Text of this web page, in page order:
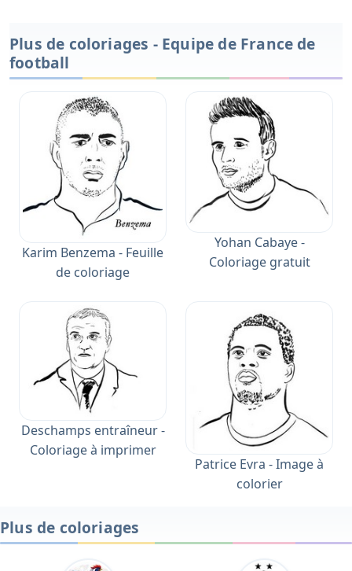
Plus de coloriages - Equipe de France de
football
Karim Benzema - Feuille
de coloriage
Yohan Cabaye -
Coloriage gratuit
Deschamps entraîneur -
Coloriage à imprimer
Patrice Evra - Image à
colorier
Plus de coloriages